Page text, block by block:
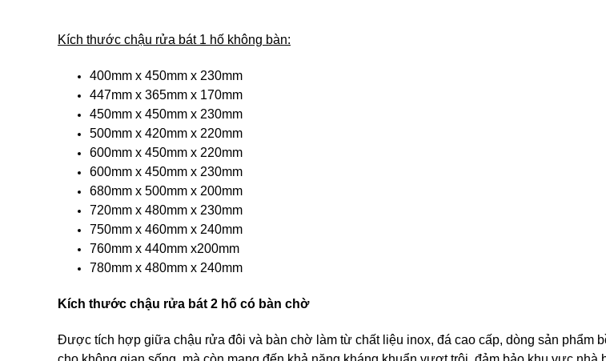
Kích thước chậu rửa bát 1 hố không bàn:
400mm x 450mm x 230mm
447mm x 365mm x 170mm
450mm x 450mm x 230mm
500mm x 420mm x 220mm
600mm x 450mm x 220mm
600mm x 450mm x 230mm
680mm x 500mm x 200mm
720mm x 480mm x 230mm
750mm x 460mm x 240mm
760mm x 440mm x200mm
780mm x 480mm x 240mm
Kích thước chậu rửa bát 2 hố có bàn chờ
Được tích hợp giữa chậu rửa đôi và bàn chờ làm từ chất liệu inox, đá cao cấp, dòng sản phẩm